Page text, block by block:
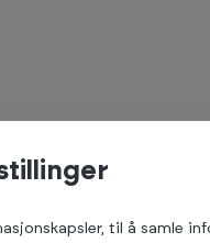
til å samle